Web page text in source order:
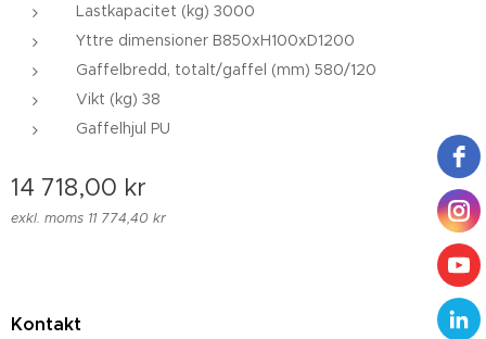
Lastkapacitet (kg) 3000
Yttre dimensioner B850xH100xD1200
Gaffelbredd, totalt/gaffel (mm) 580/120
Vikt (kg) 38
Gaffelhjul PU
14 718,00 kr
exkl. moms 11 774,40 kr
Kontakt